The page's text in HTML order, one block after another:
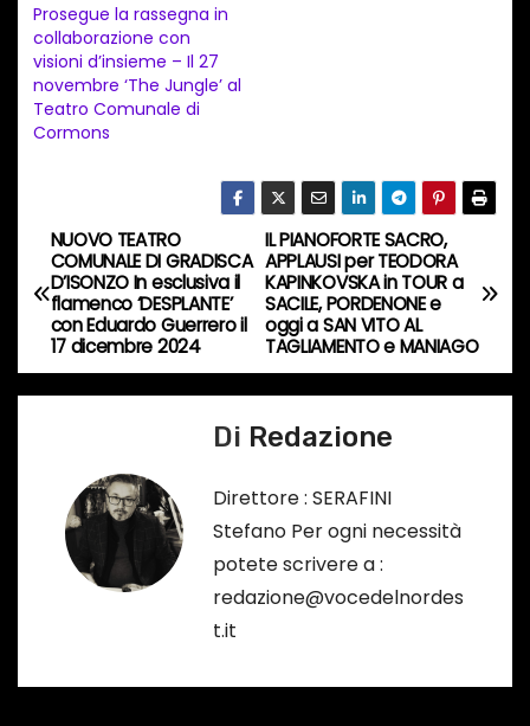
o
i
n
c
o
…
Prosegue la rassegna in
collaborazione con
visioni d’insieme – Il 27
novembre ‘The Jungle’ al
Teatro Comunale di
Cormons
N
a
v
i
n
IL PIANOFORTE SACRO,
APPLAUSI per TEODORA
KAPINKOVSKA in TOUR a
SACILE, PORDENONE e
oggi a SAN VITO AL
TAGLIAMENTO e MANIAGO
NUOVO TEATRO
COMUNALE DI GRADISCA
D’ISONZO In esclusiva il
flamenco ‘DESPLANTE’
con Eduardo Guerrero il
17 dicembre 2024
Di Redazione
Direttore : SERAFINI
Stefano Per ogni necessità
potete scrivere a :
redazione@vocedelnordes
t.it